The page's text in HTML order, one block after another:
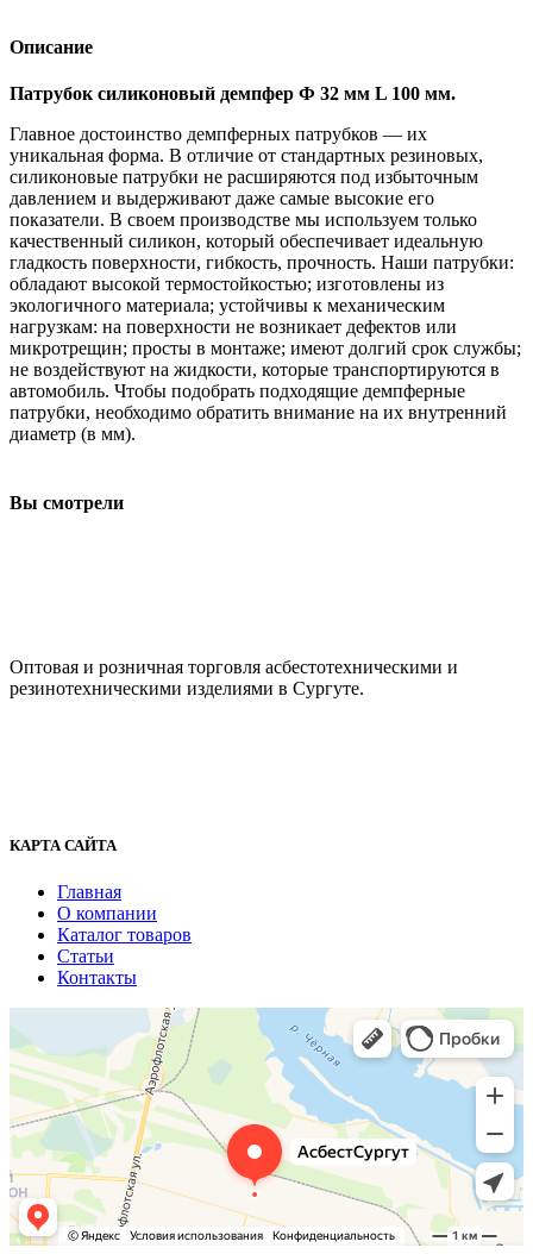
Описание
Патрубок силиконовый демпфер Ф 32 мм L 100 мм.
Главное достоинство демпферных патрубков — их
уникальная форма. В отличие от стандартных резиновых,
силиконовые патрубки не расширяются под избыточным
давлением и выдерживают даже самые высокие его
показатели. В своем производстве мы используем только
качественный силикон, который обеспечивает идеальную
гладкость поверхности, гибкость, прочность. Наши патрубки:
обладают высокой термостойкостью; изготовлены из
экологичного материала; устойчивы к механическим
нагрузкам: на поверхности не возникает дефектов или
микротрещин; просты в монтаже; имеют долгий срок службы;
не воздействуют на жидкости, которые транспортируются в
автомобиль. Чтобы подобрать подходящие демпферные
патрубки, необходимо обратить внимание на их внутренний
диаметр (в мм).
Вы смотрели
Оптовая и розничная торговля асбестотехническими и
резинотехническими изделиями в Сургуте.
КАРТА САЙТА
Главная
О компании
Каталог товаров
Статьи
Контакты